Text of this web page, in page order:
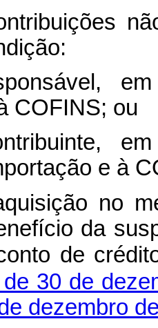
COFINS; ou
e à
no
da
de
30 de
dezembro